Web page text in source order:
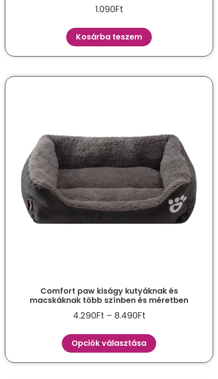
1.090Ft
Kosárba teszem
Comfort paw kiságy kutyáknak és
macskáknak több színben és méretben
4.290Ft – 8.490Ft
Opciók választása